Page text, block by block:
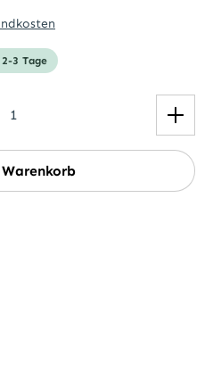
3 Tage
gewünschten Wert ein